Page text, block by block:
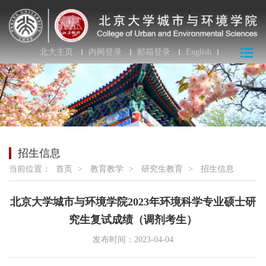
北大主页 内网登录 邮箱登录 English
招生信息
当前位置： 首页 > 教育教学 > 研究生教育 > 招生信息
北京大学城市与环境学院2023年环境科学专业硕士研
究生复试成绩（调剂考生）
发布时间：2023-04-04